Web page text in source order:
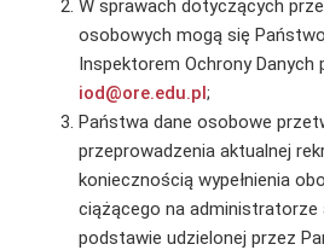
W sprawach dotyczących
osobowych mogą się
Inspektorem Ochrony Danych
iod@ore.edu.pl;
Państwa dane osobowe
przeprowadzenia aktualnej
koniecznością wypełnienia
ciążącego na administratorze
podstawie udzielonej przez